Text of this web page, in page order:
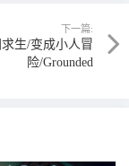
下一篇:
生/变成小人冒
险/Grounded